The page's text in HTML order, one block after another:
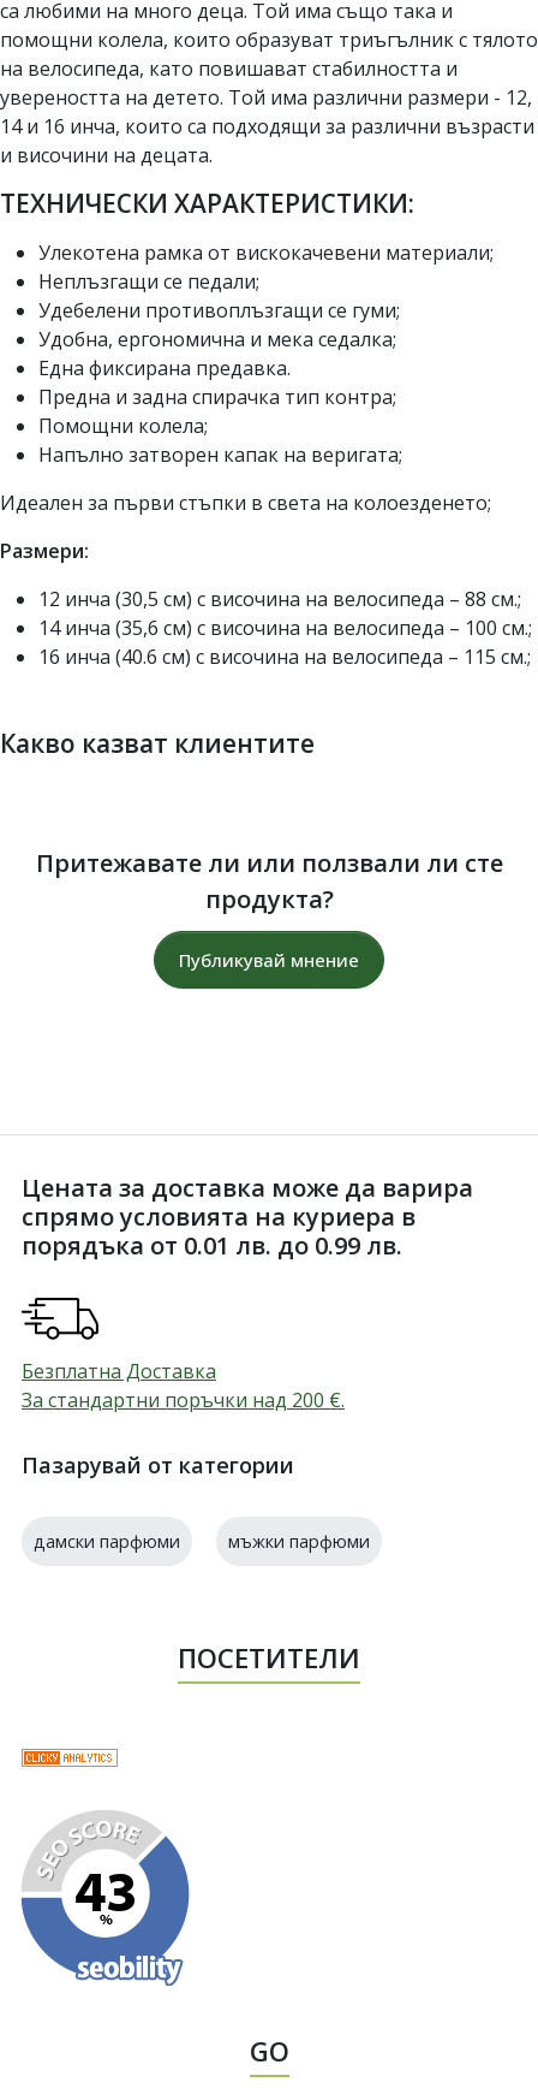
са любими на много деца. Той има също така и
помощни колела, които образуват триъгълник с тялото
на велосипеда, като повишават стабилността и
увереността на детето. Той има различни размери - 12,
14 и 16 инча, които са подходящи за различни възрасти
и височини на децата.
ТЕХНИЧЕСКИ ХАРАКТЕРИСТИКИ:
Улекотена рамка от вискокачевени материали;
Неплъзгащи се педали;
Удебелени противоплъзгащи се гуми;
Удобна, ергономична и мека седалка;
Една фиксирана предавка.
Предна и задна спирачка тип контра;
Помощни колела;
Напълно затворен капак на веригата;
Идеален за първи стъпки в света на колоезденето;
Размери:
12 инча (30,5 см) с височина на велосипеда – 88 см.;
14 инча (35,6 см) с височина на велосипеда – 100 см.;
16 инча (40.6 см) с височина на велосипеда – 115 см.;
Какво казват клиентите
Притежавате ли или ползвали ли сте
продукта?
Публикувай мнение
Цената за доставка може да варира
спрямо условията на куриера в
порядъка от 0.01 лв. до 0.99 лв.
Безплатна Доставка
За стандартни поръчки над 200 €.
Пазарувай от категории
дамски парфюми мъжки парфюми
ПОСЕТИТЕЛИ
GO